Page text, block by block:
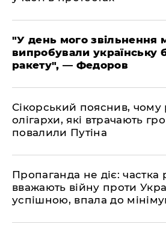
​"У день мого звільнення
випробували українську
ракету", — Федоров
​Сікорський пояснив, чому
олігархи, які втрачають
повалили Путіна
​Пропаганда не діє: частка
вважають війну проти
успішною, впала до